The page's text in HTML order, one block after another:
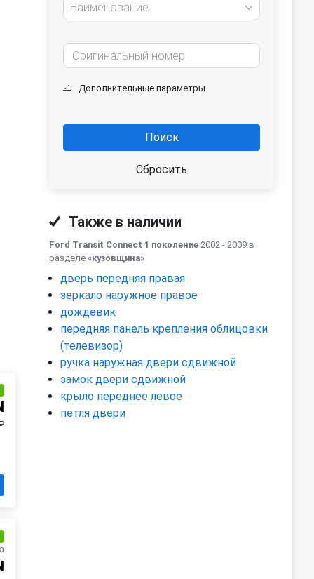
Наименование
Дополнительные параметры
Поиск
Сбросить
Также в наличии
Ford Transit Connect 1 поколение 2002 - 2009 в
разделе «кузовщина»
дверь передняя правая
зеркало наружное правое
дождевик
передняя панель крепления облицовки
(телевизор)
ручка наружная двери сдвижной
замок двери сдвижной
крыло переднее левое
петля двери